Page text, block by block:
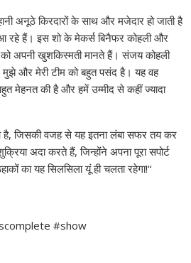
अनूठे किरदारों के साथ और मजेदार हो जाती है
रहे हैं। इस शो के मेकर्स बिनैफर कोहली और
अपनी खुशकिस्मती मानते हैं। संजय कोहली
मुझे और मेरी टीम को बहुत पसंद है। यह वह
मेहनत की है और हमें उम्मीद से कहीं ज्यादा
है, जिसकी वजह से यह इतना लंबा सफर तय कर
अदा करते हैं, जिन्होंने अपना पूरा सपोर्ट
का यह सिलसिला यूं ही चलता रहेगा!‘‘
#show